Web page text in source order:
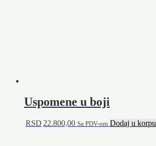
Uspomene u boji
RSD 22.800,00 Sa PDV-om Dodaj u korpu